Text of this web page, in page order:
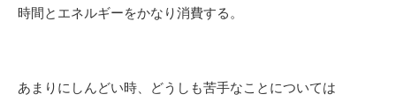
時間とエネルギーをかなり消費する。
あまりにしんどい時、どうしも苦手なことについては